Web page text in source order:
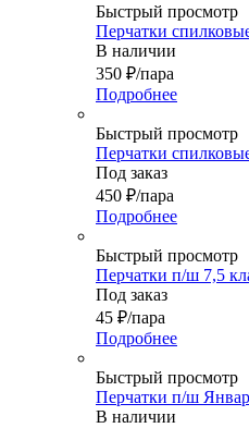
Быстрый просмотр
Перчатки
В наличии
350 ₽/пара
Подробнее
Быстрый просмотр
Перчатки
Под заказ
450 ₽/пара
Подробнее
Быстрый просмотр
Перчатки п/ш 7,5
Под заказ
45 ₽/пара
Подробнее
Быстрый просмотр
Перчатки п/ш
В наличии